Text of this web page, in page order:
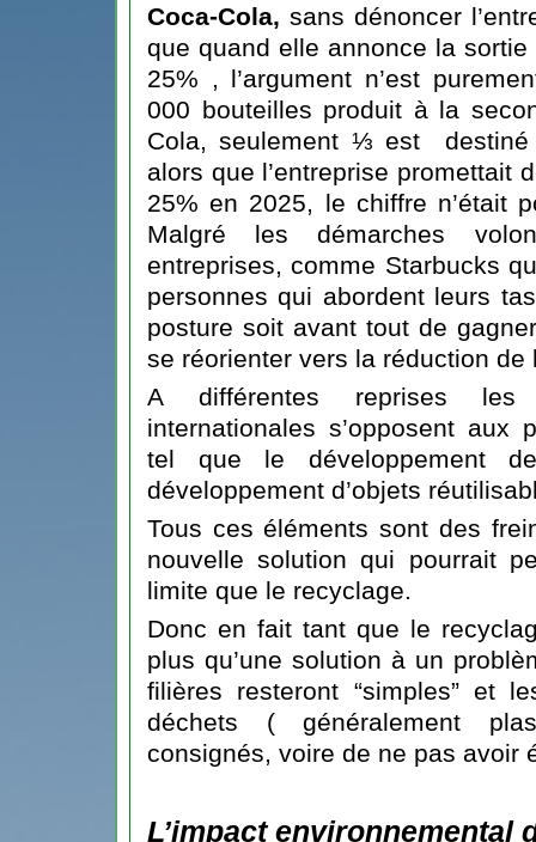
Coca-Cola, sans dénoncer
que quand elle annonce la
25% , l’argument n’est
000 bouteilles produit à la
Cola, seulement ⅓ est destiné
alors que l’entreprise promettait
25% en 2025, le chiffre n’était
Malgré les démarches
entreprises, comme Starbucks
personnes qui abordent leurs
posture soit avant tout de
se réorienter vers la réduction
A différentes reprises les
internationales s’opposent aux
tel que le développement
développement d’objets
Tous ces éléments sont des
nouvelle solution qui pourrait
limite que le recyclage.
Donc en fait tant que le
plus qu’une solution à un
filières resteront “simples” et
déchets ( généralement
consignés, voire de ne pas
L’impact environnemental